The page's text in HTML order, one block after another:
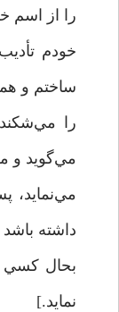
را از اسم
خودم
ساختم و
را
مي‌گويد و
داشته
بحال کسي
نمايد.]